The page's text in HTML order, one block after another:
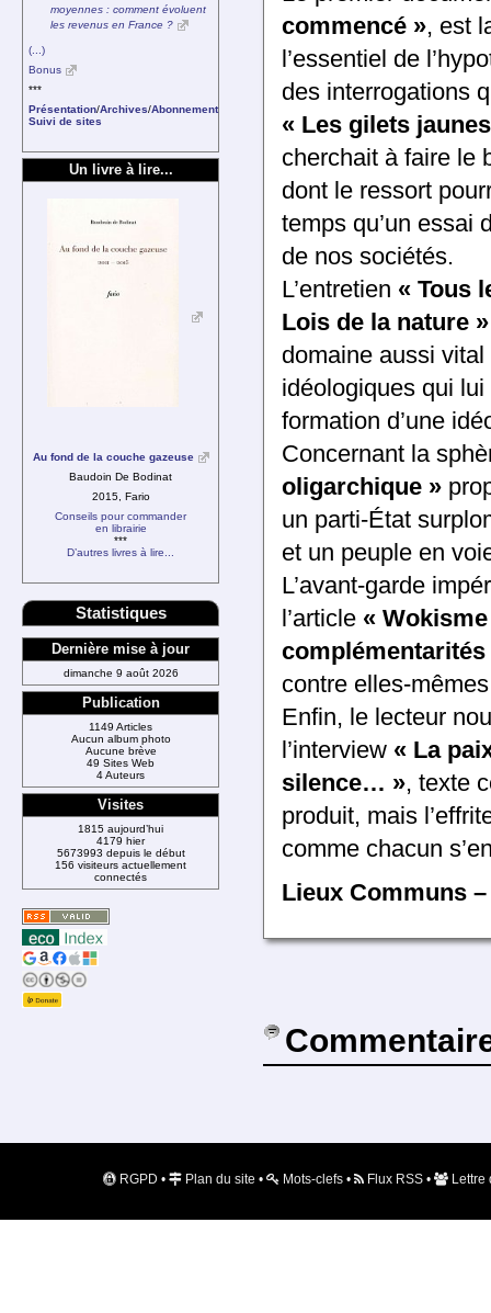
commencé », est
l’essentiel de
des interrogations
« Les gilets
cherchait à faire le
dont le ressort
temps qu’un essai
de nos sociétés.
L’entretien « Tous
Lois de la nature »
domaine aussi
idéo­logiques qui
formation d’une
Concernant la
oli­garchique »
un parti-État
et un peuple en
L’avant-garde
l’article «
complémentari­tés
contre elles-
Enfin, le lecteur
l’interview « La
silence… », texte
produit, mais
comme chacun
Lieux Communs
moyennes : comment évoluent
les revenus en France ?
(...)
Bonus
***
Présentation/Archives/Abonnement
Suivi de sites
Un livre à lire...
Au fond de la couche gazeuse
Baudoin De Bodinat
2015, Fario
Conseils pour commander
en librairie
***
D’autres livres à lire...
Statistiques
Dernière mise à jour
dimanche 9 août 2026
Publication
1149 Articles
Aucun album photo
Aucune brève
49 Sites Web
4 Auteurs
Visites
1815 aujourd’hui
4179 hier
5673993 depuis le début
156 visiteurs actuellement
connectés
RGPD • Plan du site • Mots-clefs • Flux RSS • Lettre